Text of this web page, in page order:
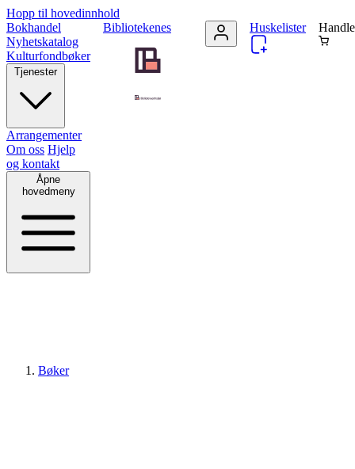
Hopp til hovedinnhold
Bibliotekenes
Bokhandel
Nyhetskatalog
Kulturfondbøker
Tjenester
Arrangementer
Om oss Hjelp
og kontakt
Åpne
hovedmeny
Huskelister
Bøker